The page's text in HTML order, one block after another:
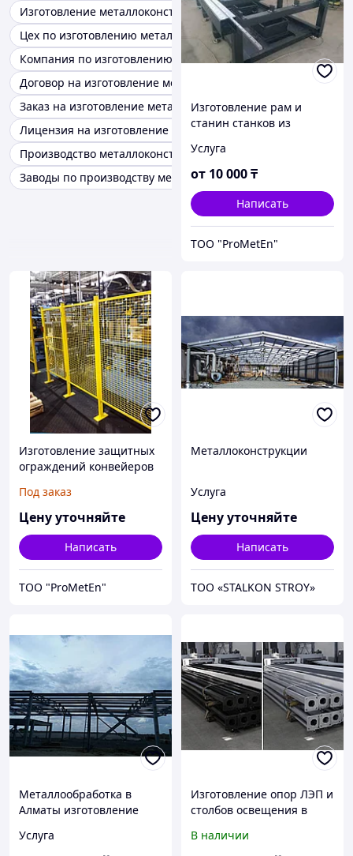
Изготовление металлоконструкций
Цех по изготовлению металлоконструкций
Компания по изготовлению металлоконструкций
Договор на изготовление металлоконструкций
Заказ на изготовление металлоконструкций
Лицензия на изготовление металлоконструкций
Производство металлоконструкций
Заводы по производству металлоконструкций
Изготовление рам и
станин станков из
Услуга
от 10 000₸
Написать
ТОО "ProMetEn"
Изготовление защитных
ограждений конвейеров
Под заказ
Цену уточняйте
Написать
ТОО "ProMetEn"
Металлоконструкции
Услуга
Цену уточняйте
Написать
ТОО «STALKON STROY»
Металлообработка в
Алматы изготовление
заказ
Услуга
Изготовление опор ЛЭП и
столбов освещения в
В наличии